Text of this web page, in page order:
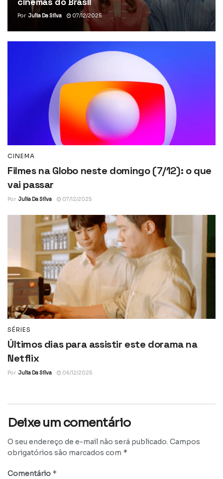
Por Julia Da Silva 07/12/2025
CINEMA
Filmes na Globo neste domingo (7/12): o que
vai passar
Por Julia Da Silva 07/12/2025
SÉRIES
Últimos dias para assistir este dorama na
Netflix
Por Julia Da Silva 06/12/2025
Deixe um comentário
O seu endereço de e-mail não será publicado. Campos
obrigatórios são marcados com *
Comentário *